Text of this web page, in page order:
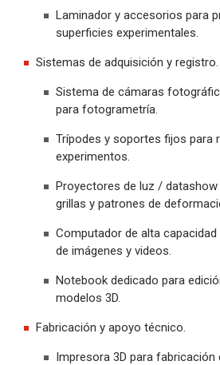
Laminador y accesorios para
superficies experimentales.
Sistemas de adquisición y registro.
Sistema de cámaras
para fotogrametría.
Trípodes y soportes fijos para
experimentos.
Proyectores de luz /
grillas y patrones de
Computador de alta
de imágenes y videos.
Notebook dedicado para
modelos 3D.
Fabricación y apoyo técnico.
Impresora 3D para